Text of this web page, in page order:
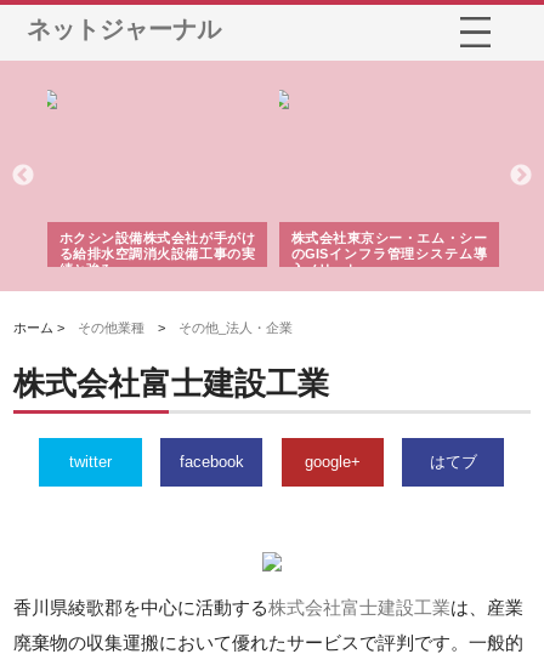
ネットジャーナル
ホクシン設備株式会社が手がけ
る給排水空調消火設備工事の実
績と強み
株式会社東京シー・エム・シー
のGISインフラ管理システム導
入メリット
ホーム > その他業種 > その他_法人・企業
株式会社富士建設工業
twitter facebook google+ はてブ
香川県綾歌郡を中心に活動する株式会社富士建設工業は、産業
廃棄物の収集運搬において優れたサービスで評判です。一般的